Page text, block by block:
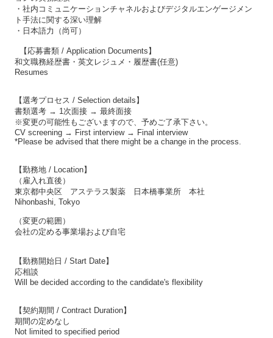
・社内コミュニケーションチャネルおよびデジタルエンゲージメン
ト手法に関する深い理解
・日本語力（尚可）
【応募書類 / Application Documents】
和文職務経歴書・英文レジュメ・履歴書(任意)
Resumes
【選考プロセス / Selection details】
書類選考 → 1次面接 → 最終面接
※変更の可能性もございますので、予めご了承下さい。
CV screening → First interview → Final interview
*Please be advised that there might be a change in the process.
【勤務地 / Location】
（雇入れ直後）
東京都中央区 アステラス製薬 日本橋事業所 本社
Nihonbashi, Tokyo
（変更の範囲）
会社の定める事業場および自宅
【勤務開始日 / Start Date】
応相談
Will be decided according to the candidate's flexibility
【契約期間 / Contract Duration】
期間の定めなし
Not limited to specified period